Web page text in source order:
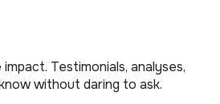
Testimonials, analyses,
without daring to ask.